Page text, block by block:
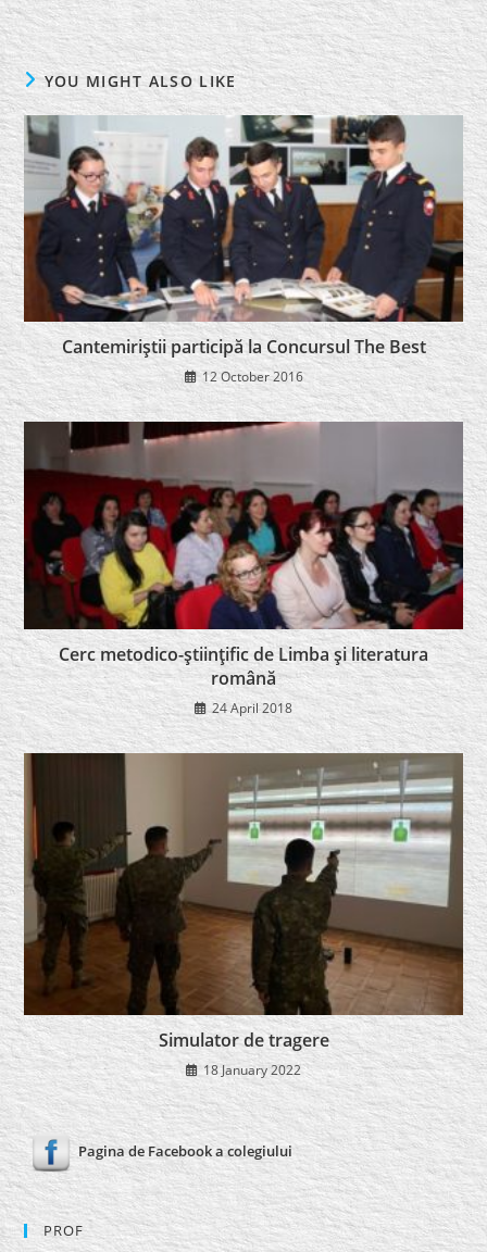
YOU MIGHT ALSO LIKE
Cantemiriştii participă la Concursul The Best
12 October 2016
Cerc metodico-ştiinţific de Limba şi literatura
română
24 April 2018
Simulator de tragere
18 January 2022
Pagina de Facebook a colegiului
PROF